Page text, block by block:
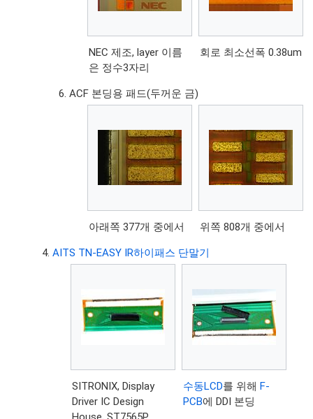
NEC 제조, layer 이름
은 정수3자리
회로 최소선폭 0.38um
ACF 본딩용 패드(두꺼운 금)
아래쪽 377개 중에서 위쪽 808개 중에서
AITS TN-EASY IR하이패스 단말기
SITRONIX, Display
Driver IC Design
수동LCD를 위해F-
PCB에 DDI 본딩